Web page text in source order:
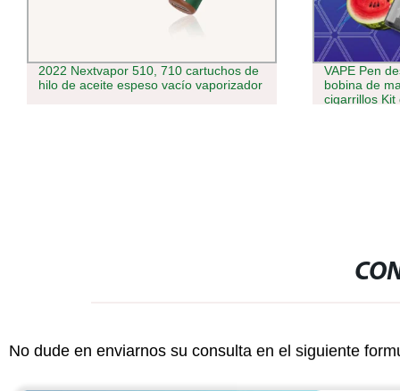
VAPE Pen desechable Arymi 28000 Puff
bobina de malla electrónica de
Comercio al
cerámica de
ml de
No dude en enviarnos su consulta en el siguiente